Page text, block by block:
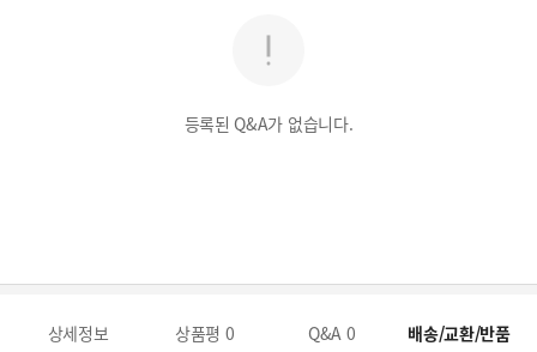
등록된 Q&A가 없습니다.
상세정보 상품평 0 Q&A 0 배송/교환/반품